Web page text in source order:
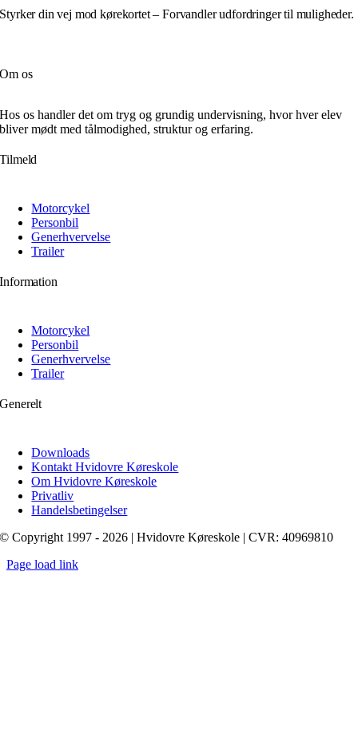
Styrker din vej mod kørekortet – Forvandler udfordringer til muligheder.
Om os
Hos os handler det om tryg og grundig undervisning, hvor hver elev
bliver mødt med tålmodighed, struktur og erfaring.
Tilmeld
Motorcykel
Personbil
Generhvervelse
Trailer
Information
Motorcykel
Personbil
Generhvervelse
Trailer
Generelt
Downloads
Kontakt Hvidovre Køreskole
Om Hvidovre Køreskole
Privatliv
Handelsbetingelser
© Copyright 1997 - 2026 | Hvidovre Køreskole | CVR: 40969810
Page load link